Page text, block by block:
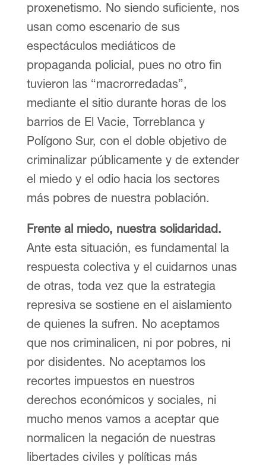
proxenetismo. No siendo suficiente, nos
usan como escenario de sus
espectáculos mediáticos de
propaganda policial, pues no otro fin
tuvieron las “macrorredadas”,
mediante el sitio durante horas de los
barrios de El Vacie, Torreblanca y
Polígono Sur, con el doble objetivo de
criminalizar públicamente y de extender
el miedo y el odio hacia los sectores
más pobres de nuestra población.
Frente al miedo, nuestra solidaridad.
Ante esta situación, es fundamental la
respuesta colectiva y el cuidarnos unas
de otras, toda vez que la estrategia
represiva se sostiene en el aislamiento
de quienes la sufren. No aceptamos
que nos criminalicen, ni por pobres, ni
por disidentes. No aceptamos los
recortes impuestos en nuestros
derechos económicos y sociales, ni
mucho menos vamos a aceptar que
normalicen la negación de nuestras
libertades civiles y políticas más